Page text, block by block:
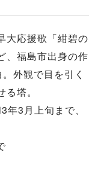
大応援歌「紺碧の
、福島市出身の作
外観で目を引く
塔。
3月上旬まで、